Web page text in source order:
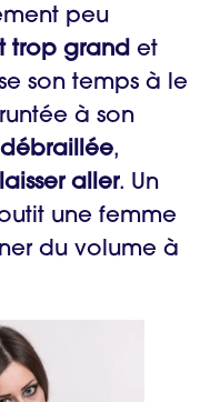
peu
trop grand et
son temps à le
à son
débraillée,
laisser aller. Un
une femme
du volume à